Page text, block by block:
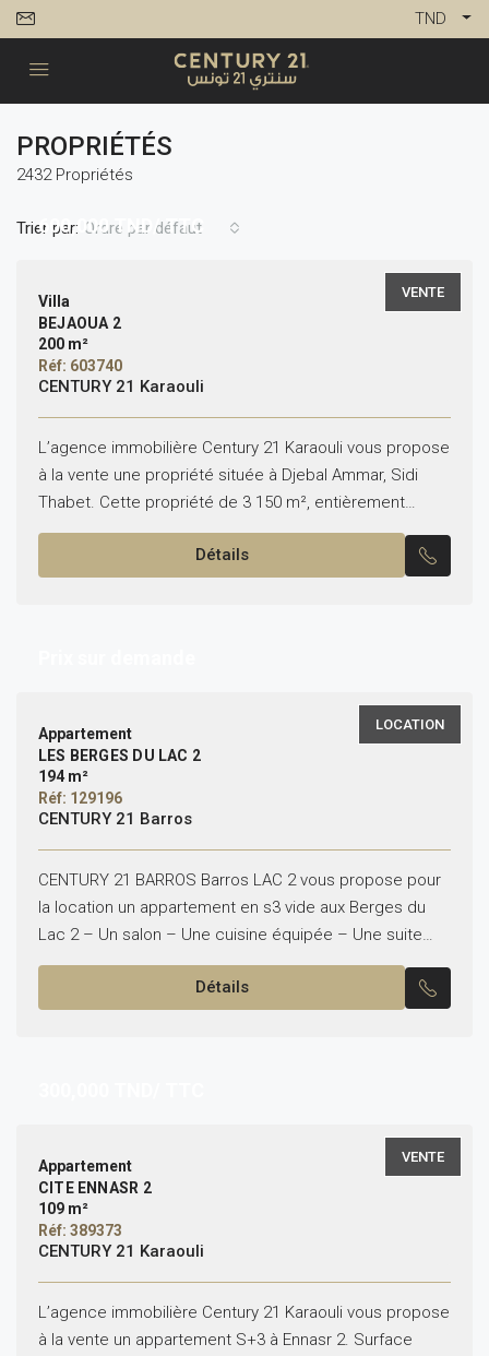
TND
PROPRIÉTÉS
2432 Propriétés
Trier par: Ordre par défaut
VENTE
600,000TND/ TTC
Villa
BEJAOUA 2
200 m²
Réf: 603740
CENTURY 21 Karaouli
L’agence immobilière Century 21 Karaouli vous propose
à la vente une propriété située à Djebal Ammar, Sidi
Thabet. Cette propriété de 3 150 m², entièrement
clôturée, comprend une villa de 200 m²,...
Détails
LOCATION
Appartement
LES BERGES DU LAC 2
194 m²
Réf: 129196
CENTURY 21 Barros
CENTURY 21 BARROS Barros LAC 2 vous propose pour
la location un appartement en s3 vide aux Berges du
Lac 2 – Un salon – Une cuisine équipée – Une suite
parentale...
Détails
VENTE
Appartement
CITE ENNASR 2
109 m²
Réf: 389373
CENTURY 21 Karaouli
L’agence immobilière Century 21 Karaouli vous propose
à la vente un appartement S+3 à Ennasr 2. Surface